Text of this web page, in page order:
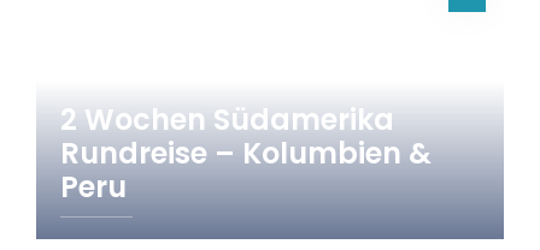
2 Wochen Südamerika
Rundreise – Kolumbien &
Peru